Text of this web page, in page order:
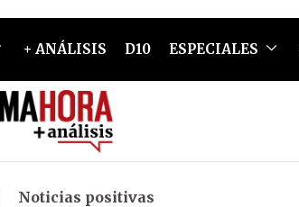
+ ANÁLISIS D10 ESPECIALES
Noticias positivas